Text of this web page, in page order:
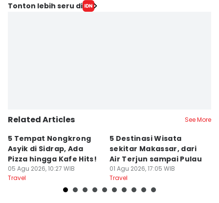
Tonton lebih seru di
Related Articles See More
5 Tempat Nongkrong
Asyik di Sidrap, Ada
Pizza hingga Kafe Hits!
05 Agu 2026, 10:27 WIB
Travel
5 Destinasi Wisata
sekitar Makassar, dari
Air Terjun sampai Pulau
01 Agu 2026, 17:05 WIB
Travel